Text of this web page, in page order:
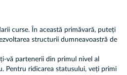
curse. În această primăvară, puteți
structurii dumneavoastră de
vă partenerii din primul nivel al
Pentru ridicarea statusului, veți primi